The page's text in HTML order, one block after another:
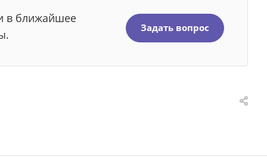
в ближайшее
Задать вопрос